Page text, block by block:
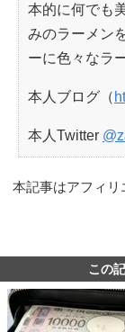
本的に何でも
みのラーメン
ーに色々なラ
本人ブログ（
本人Twitter
本記事はアフィ
この